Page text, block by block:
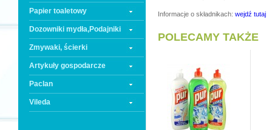
Papier toaletowy
Dozowniki mydła,Podajniki
Zmywaki, ścierki
Artykuły gospodarcze
Paclan
Vileda
Informacje o składnikach: wejdź tutaj
POLECAMY TAKŻE